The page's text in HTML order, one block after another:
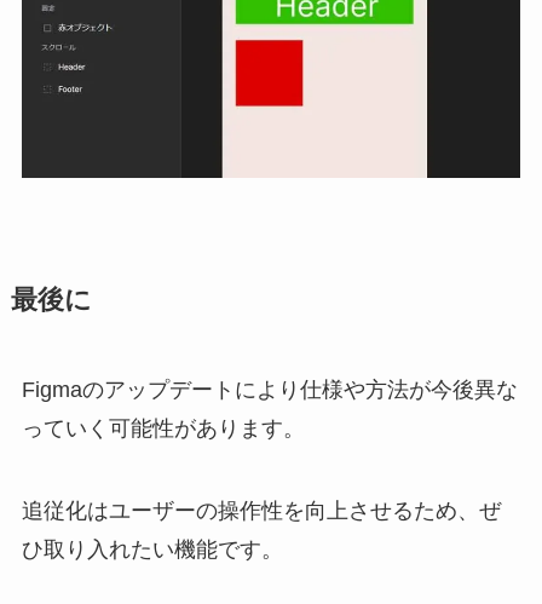
最後に
Figmaのアップデートにより仕様や方法が今後異な
っていく可能性があります。
追従化はユーザーの操作性を向上させるため、ぜ
ひ取り入れたい機能です。